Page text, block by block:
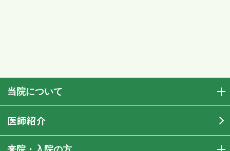
当院について
医師紹介